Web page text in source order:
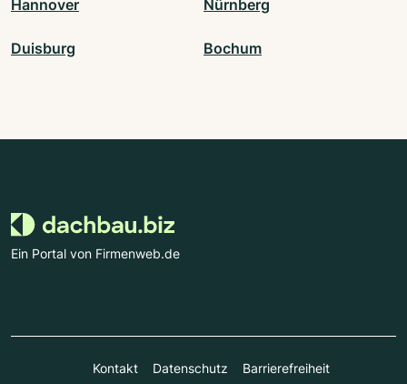
Hannover Nürnberg
Duisburg Bochum
Ein Portal von Firmenweb.de
Kontakt Datenschutz Barrierefreiheit